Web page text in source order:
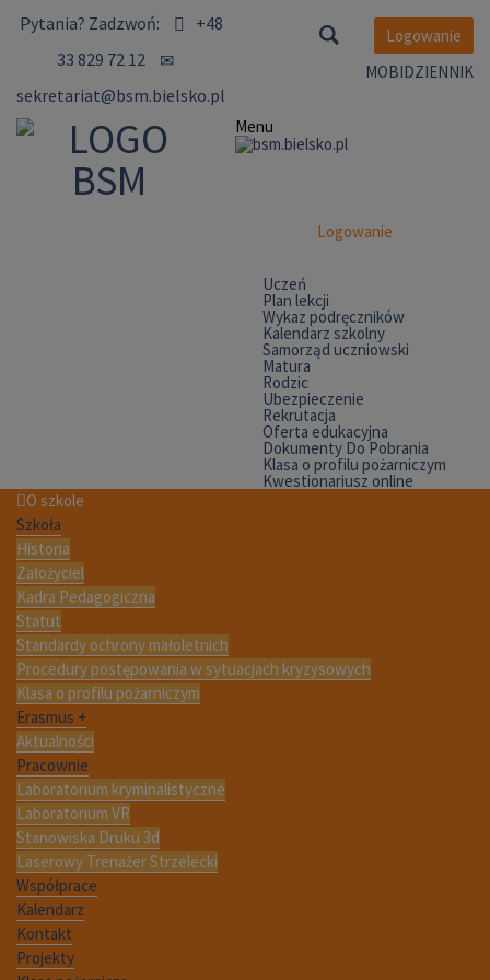
Pytania? Zadzwoń:
+48
33 829 72 12
sekretariat@bsm.bielsko.pl
Logowanie
MOBIDZIENNIK
Menu
Logowanie
Uczeń
Plan lekcji
Wykaz podręczników
Kalendarz szkolny
Samorząd uczniowski
Matura
Rodzic
Ubezpieczenie
Rekrutacja
Oferta edukacyjna
Dokumenty Do Pobrania
Klasa o profilu pożarniczym
Kwestionariusz online
O szkole
Szkoła
Historia
Założyciel
Kadra Pedagogiczna
Statut
Standardy ochrony małoletnich
Procedury postępowania w sytuacjach kryzysowych
Klasa o profilu pożarniczym
Erasmus +
Aktualności
Pracownie
Laboratorium kryminalistyczne
Laboratorium VR
Stanowiska Druku 3d
Laserowy Trenażer Strzelecki
Współprace
Kalendarz
Kontakt
Projekty